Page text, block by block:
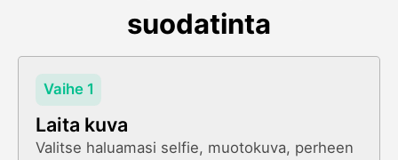
suodatinta
Vaihe 1
Laita kuva
Valitse haluamasi selfie, muotokuva, perheen